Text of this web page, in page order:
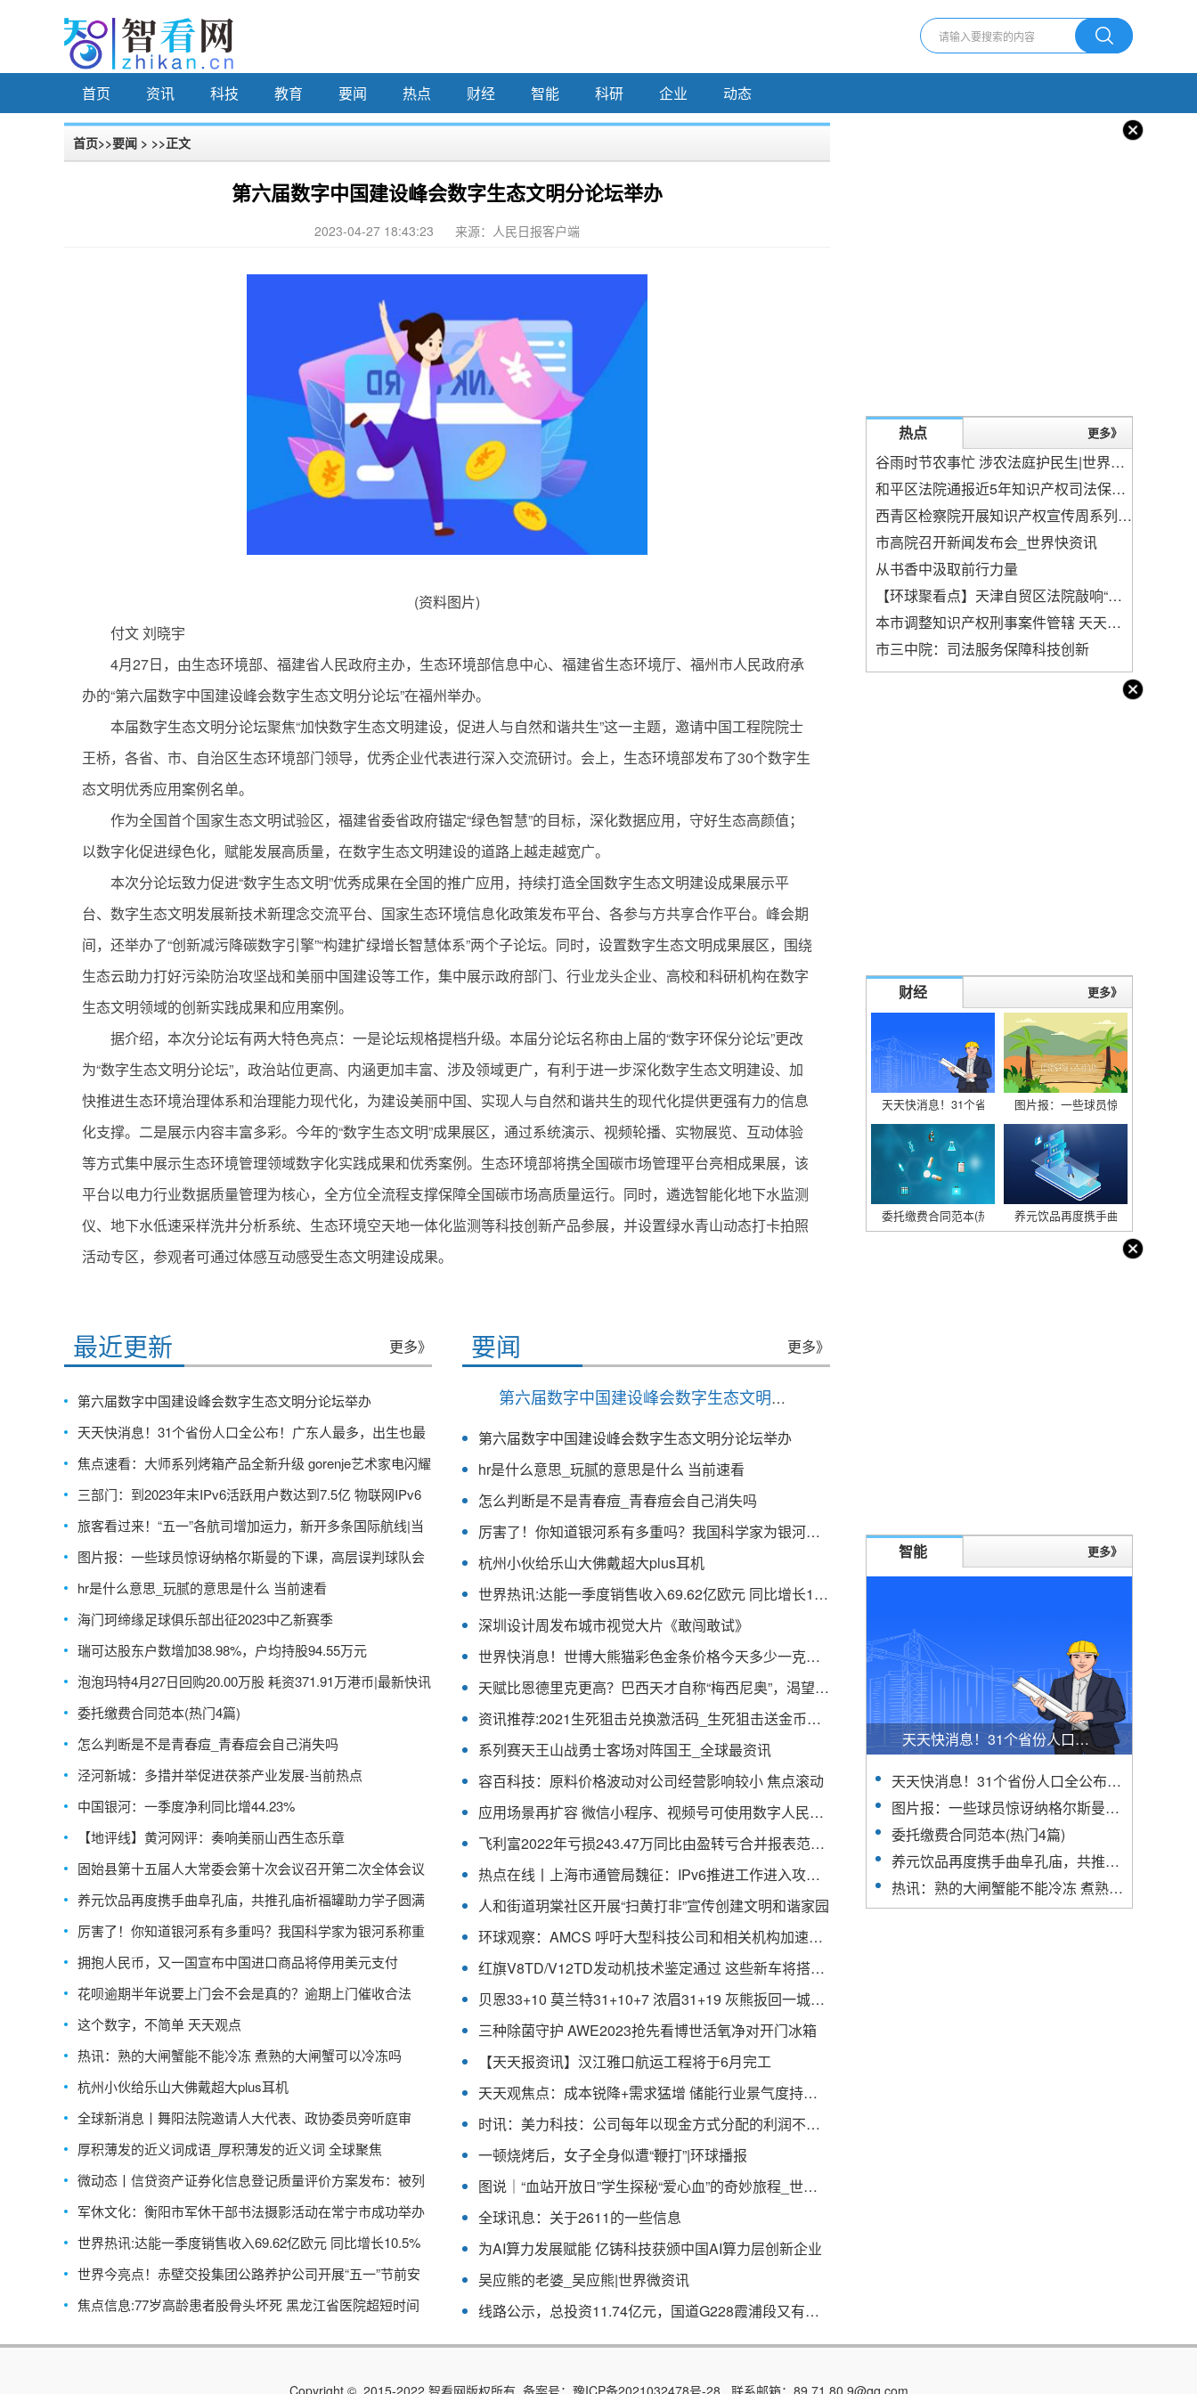
首页 资讯 科技 教育 要闻 热点 财经 智能 科研 企业 动态
首页>>要闻 > >>正文
第六届数字中国建设峰会数字生态文明分论坛举办
2023-04-27 18:43:23 来源：人民日报客户端
(资料图片)
付文 刘晓宇
4月27日，由生态环境部、福建省人民政府主办，生态环境部信息中心、福建省生态环境厅、福州市人民政府承
办的“第六届数字中国建设峰会数字生态文明分论坛”在福州举办。
本届数字生态文明分论坛聚焦“加快数字生态文明建设，促进人与自然和谐共生”这一主题，邀请中国工程院院士
王桥，各省、市、自治区生态环境部门领导，优秀企业代表进行深入交流研讨。会上，生态环境部发布了30个数字生
态文明优秀应用案例名单。
作为全国首个国家生态文明试验区，福建省委省政府锚定“绿色智慧”的目标，深化数据应用，守好生态高颜值；
以数字化促进绿色化，赋能发展高质量，在数字生态文明建设的道路上越走越宽广。
本次分论坛致力促进“数字生态文明”优秀成果在全国的推广应用，持续打造全国数字生态文明建设成果展示平
台、数字生态文明发展新技术新理念交流平台、国家生态环境信息化政策发布平台、各参与方共享合作平台。峰会期
间，还举办了“创新减污降碳数字引擎”“构建扩绿增长智慧体系”两个子论坛。同时，设置数字生态文明成果展区，围绕
生态云助力打好污染防治攻坚战和美丽中国建设等工作，集中展示政府部门、行业龙头企业、高校和科研机构在数字
生态文明领域的创新实践成果和应用案例。
据介绍，本次分论坛有两大特色亮点：一是论坛规格提档升级。本届分论坛名称由上届的“数字环保分论坛”更改
为“数字生态文明分论坛”，政治站位更高、内涵更加丰富、涉及领域更广，有利于进一步深化数字生态文明建设、加
快推进生态环境治理体系和治理能力现代化，为建设美丽中国、实现人与自然和谐共生的现代化提供更强有力的信息
化支撑。二是展示内容丰富多彩。今年的“数字生态文明”成果展区，通过系统演示、视频轮播、实物展览、互动体验
等方式集中展示生态环境管理领域数字化实践成果和优秀案例。生态环境部将携全国碳市场管理平台亮相成果展，该
平台以电力行业数据质量管理为核心，全方位全流程支撑保障全国碳市场高质量运行。同时，遴选智能化地下水监测
仪、地下水低速采样洗井分析系统、生态环境空天地一体化监测等科技创新产品参展，并设置绿水青山动态打卡拍照
活动专区，参观者可通过体感互动感受生态文明建设成果。
最近更新 更多》
第六届数字中国建设峰会数字生态文明分论坛举办
天天快消息！31个省份人口全公布！广东人最多，出生也最
多：连续3年超100万！浙江拿下一项“第一”
焦点速看：大师系列烤箱产品全新升级 gorenje艺术家电闪耀
2023AWE
三部门：到2023年末IPv6活跃用户数达到7.5亿 物联网IPv6
连接数达到3亿-观点
旅客看过来！“五一”各航司增加运力，新开多条国际航线|当
前热讯
图片报：一些球员惊讶纳格尔斯曼的下课，高层误判球队会
因此解脱|天天播报
hr是什么意思_玩腻的意思是什么 当前速看
海门珂缔缘足球俱乐部出征2023中乙新赛季
瑞可达股东户数增加38.98%，户均持股94.55万元
泡泡玛特4月27日回购20.00万股 耗资371.91万港币|最新快讯
委托缴费合同范本(热门4篇)
怎么判断是不是青春痘_青春痘会自己消失吗
泾河新城：多措并举促进茯茶产业发展-当前热点
中国银河：一季度净利同比增44.23%
【地评线】黄河网评：奏响美丽山西生态乐章
固始县第十五届人大常委会第十次会议召开第二次全体会议
养元饮品再度携手曲阜孔庙，共推孔庙祈福罐助力学子圆满
高考
厉害了！你知道银河系有多重吗？我国科学家为银河系称重
拥抱人民币，又一国宣布中国进口商品将停用美元支付
花呗逾期半年说要上门会不会是真的？逾期上门催收合法
吗？-每日观点
这个数字，不简单 天天观点
热讯：熟的大闸蟹能不能冷冻 煮熟的大闸蟹可以冷冻吗
杭州小伙给乐山大佛戴超大plus耳机
全球新消息丨舞阳法院邀请人大代表、政协委员旁听庭审
厚积薄发的近义词成语_厚积薄发的近义词 全球聚焦
微动态丨信贷资产证券化信息登记质量评价方案发布：被列
入限制名单业务暂停受理
军休文化：衡阳市军休干部书法摄影活动在常宁市成功举办
世界热讯:达能一季度销售收入69.62亿欧元 同比增长10.5%
世界今亮点！赤壁交投集团公路养护公司开展“五一”节前安
全应急演练活动
焦点信息:77岁高龄患者股骨头坏死 黑龙江省医院超短时间
要闻 更多》
第六届数字中国建设峰会数字生态文明分论坛举办
第六届数字中国建设峰会数字生态文明分论坛举办
hr是什么意思_玩腻的意思是什么 当前速看
怎么判断是不是青春痘_青春痘会自己消失吗
厉害了！你知道银河系有多重吗？我国科学家为银河系称重
杭州小伙给乐山大佛戴超大plus耳机
世界热讯:达能一季度销售收入69.62亿欧元 同比增长10.5%
深圳设计周发布城市视觉大片《敢闯敢试》
世界快消息！世博大熊猫彩色金条价格今天多少一克（2023年04月27日）
天赋比恩德里克更高？巴西天才自称“梅西尼奥”，渴望效力巴萨 全球时快讯
资讯推荐:2021生死狙击兑换激活码_生死狙击送金币激活码
系列赛天王山战勇士客场对阵国王_全球最资讯
容百科技：原料价格波动对公司经营影响较小 焦点滚动
应用场景再扩容 微信小程序、视频号可使用数字人民币付款
飞利富2022年亏损243.47万同比由盈转亏合并报表范围内子公司数量减少 世界今亮点
热点在线丨上海市通管局魏征：IPv6推进工作进入攻坚克难“深水区”
人和街道玥棠社区开展“扫黄打非”宣传创建文明和谐家园
环球观察：AMCS 呼吁大型科技公司和相关机构加速意识科学领域的研究
红旗V8TD/V12TD发动机技术鉴定通过 这些新车将搭载-速读
贝恩33+10 莫兰特31+10+7 浓眉31+19 灰熊扳回一城2-3湖人 全球热点评
三种除菌守护 AWE2023抢先看博世活氧净对开门冰箱
【天天报资讯】汉江雅口航运工程将于6月完工
天天观焦点：成本锐降+需求猛增 储能行业景气度持续走高
时讯：美力科技：公司每年以现金方式分配的利润不少于当年度实现的可分配利润的20%
一顿烧烤后，女子全身似遭“鞭打”|环球播报
图说｜“血站开放日”学生探秘“爱心血”的奇妙旅程_世界快讯
全球讯息：关于2611的一些信息
为AI算力发展赋能 亿铸科技获颁中国AI算力层创新企业
吴应熊的老婆_吴应熊|世界微资讯
线路公示，总投资11.74亿元，国道G228霞浦段又有新消息
热点 更多》
谷雨时节农事忙 涉农法庭护民生|世界今头条
和平区法院通报近5年知识产权司法保护情况-世界实时
西青区检察院开展知识产权宣传周系列活动
市高院召开新闻发布会_世界快资讯
从书香中汲取前行力量
【环球聚看点】天津自贸区法院敲响“分离式裁判”第一槌
本市调整知识产权刑事案件管辖 天天热推荐
市三中院：司法服务保障科技创新
财经 更多》
天天快消息！31个省份人口全公布！广东人最多，出生也最
图片报：一些球员惊讶纳格尔斯曼
委托缴费合同范本(热门4篇)养元饮品再度携手曲阜孔庙，共推
智能 更多》
天天快消息！31个省份人口全公布！广东人最多，出生也最多：连续3年超100万！浙江拿下一项“第一”
天天快消息！31个省份人口全公布！广东人最多，出生也最多：连续3年超100万！浙江拿下一项“第一”
图片报：一些球员惊讶纳格尔斯曼的下课，高层误判球队会因此解脱|天天播报
委托缴费合同范本(热门4篇)
养元饮品再度携手曲阜孔庙，共推孔庙祈福罐助力学子圆满高考
热讯：熟的大闸蟹能不能冷冻 煮熟的大闸蟹可以冷冻吗
Copyright © 2015-2022 智看网版权所有 备案号： 豫ICP备2021032478号-28 联系邮箱：89 71 80 9@qq.com